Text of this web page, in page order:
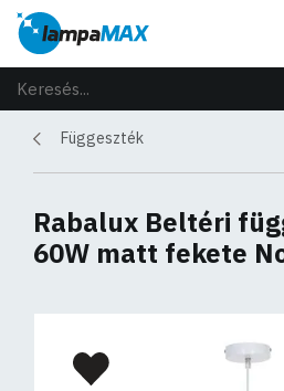
Függeszték
Rabalux Beltéri
60W matt fekete